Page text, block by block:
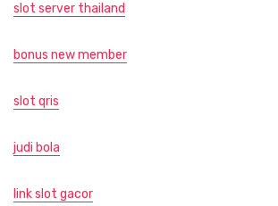
slot server thailand
bonus new member
slot qris
judi bola
link slot gacor